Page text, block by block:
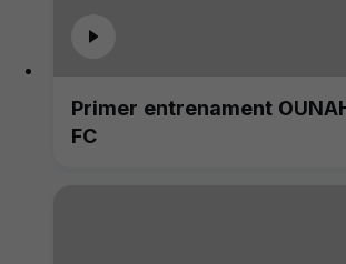
Primer entrenament
FC